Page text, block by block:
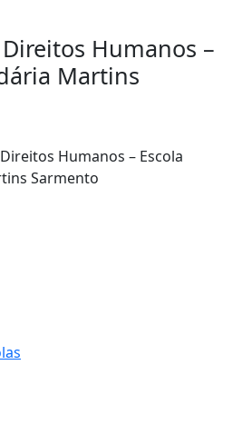
Humanos –
Martins
Humanos – Escola
Sarmento